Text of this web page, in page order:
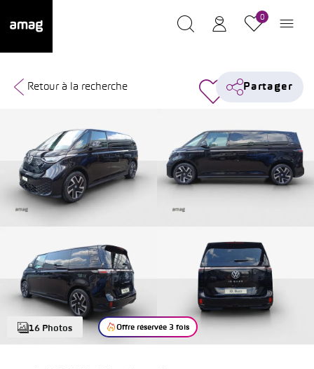
0
16 Photos Offre réservée 3 fois
Retour à la recherche Partager